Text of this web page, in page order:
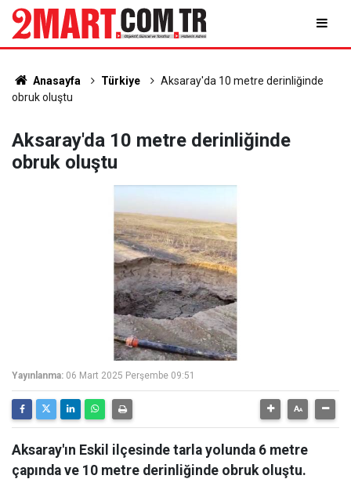
Anasayfa Türkiye
Aksaray'da 10 metre derinliğinde
obruk oluştu
Aksaray'da 10 metre derinliğinde
obruk oluştu
Yayınlanma: 06 Mart 2025 Perşembe 09:51
Aksaray'ın Eskil ilçesinde tarla yolunda 6 metre
çapında ve 10 metre derinliğinde obruk oluştu.